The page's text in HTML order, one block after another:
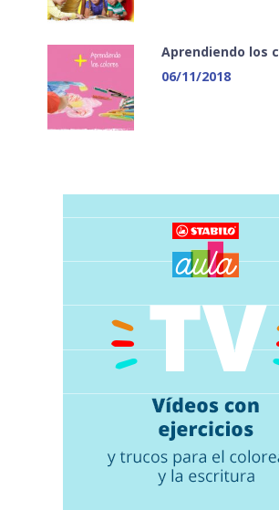
Aprendiendo los
06/11/2018